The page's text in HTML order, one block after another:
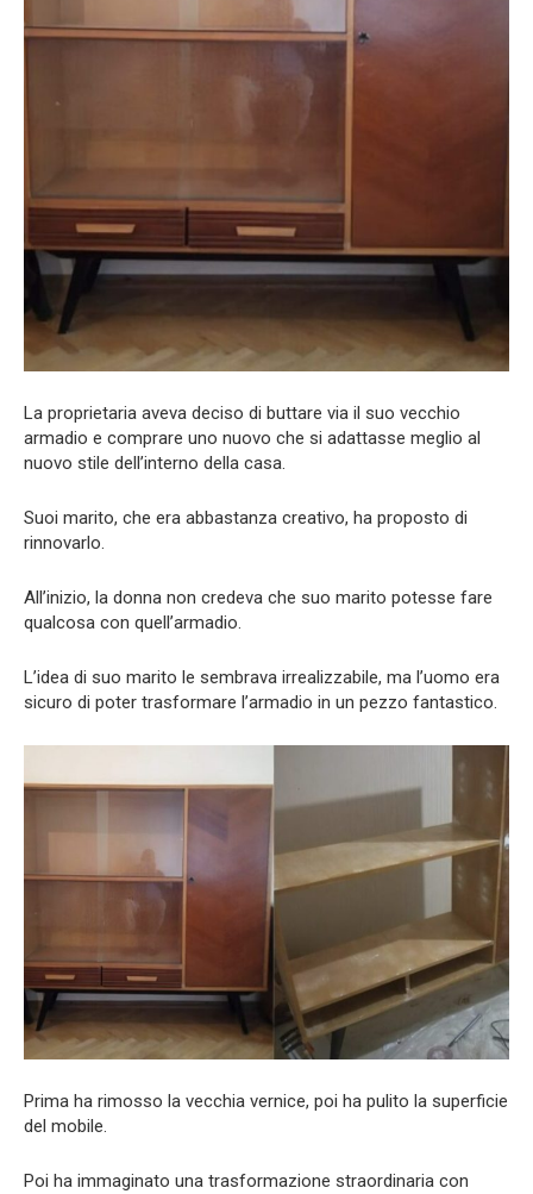
La proprietaria aveva deciso di buttare via il suo vecchio
armadio e comprare uno nuovo che si adattasse meglio al
nuovo stile dell’interno della casa.
Suoi marito, che era abbastanza creativo, ha proposto di
rinnovarlo.
All’inizio, la donna non credeva che suo marito potesse fare
qualcosa con quell’armadio.
L’idea di suo marito le sembrava irrealizzabile, ma l’uomo era
sicuro di poter trasformare l’armadio in un pezzo fantastico.
Prima ha rimosso la vecchia vernice, poi ha pulito la superficie
del mobile.
Poi ha immaginato una trasformazione straordinaria con